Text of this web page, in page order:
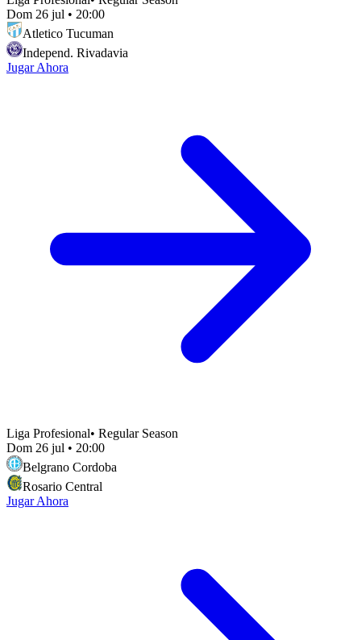
Dom 26 jul • 20:00
Atletico Tucuman
Independ. Rivadavia
Jugar Ahora
Liga Profesional• Regular Season
Dom 26 jul • 20:00
Belgrano Cordoba
Rosario Central
Jugar Ahora